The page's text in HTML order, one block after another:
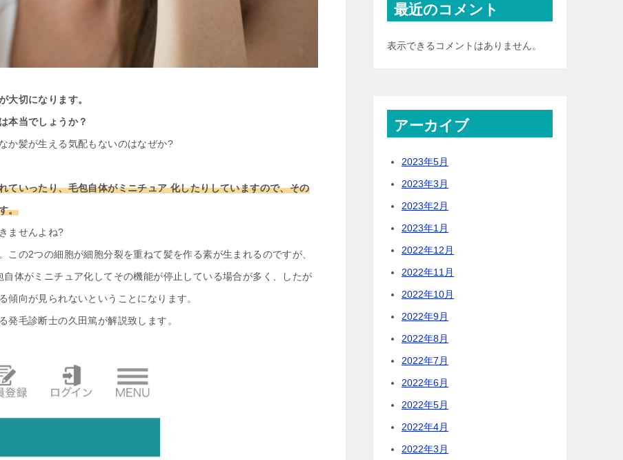
大切になります。
本当でしょうか？
か髪が生える気配もないのはなぜか?
ていったり、毛包自体がミニチュア 化したりしていますので、その
。
ませんよね?
の2つの細胞が細胞分裂を重ねて髪を作る素が生まれるのですが、
体がミニチュア化してその機能が停止している場合が多く、したが
向が見られないということになります。
毛診断士の久田篤が解説致します。
最近のコメント
表示できるコメントはありません。
アーカイブ
2023年5月
2023年3月
2023年2月
2023年1月
2022年12月
2022年11月
2022年10月
2022年9月
2022年8月
2022年7月
2022年6月
2022年5月
2022年4月
2022年3月